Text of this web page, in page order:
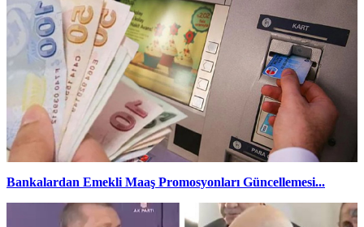
Bankalardan Emekli Maaş Promosyonları Güncellemesi...